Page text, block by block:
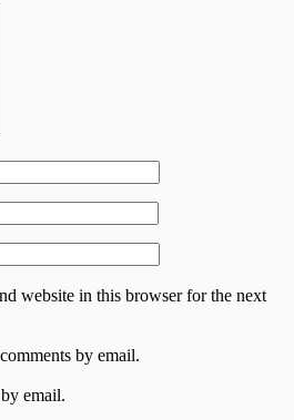
website in this browser for the next
by email.
email.